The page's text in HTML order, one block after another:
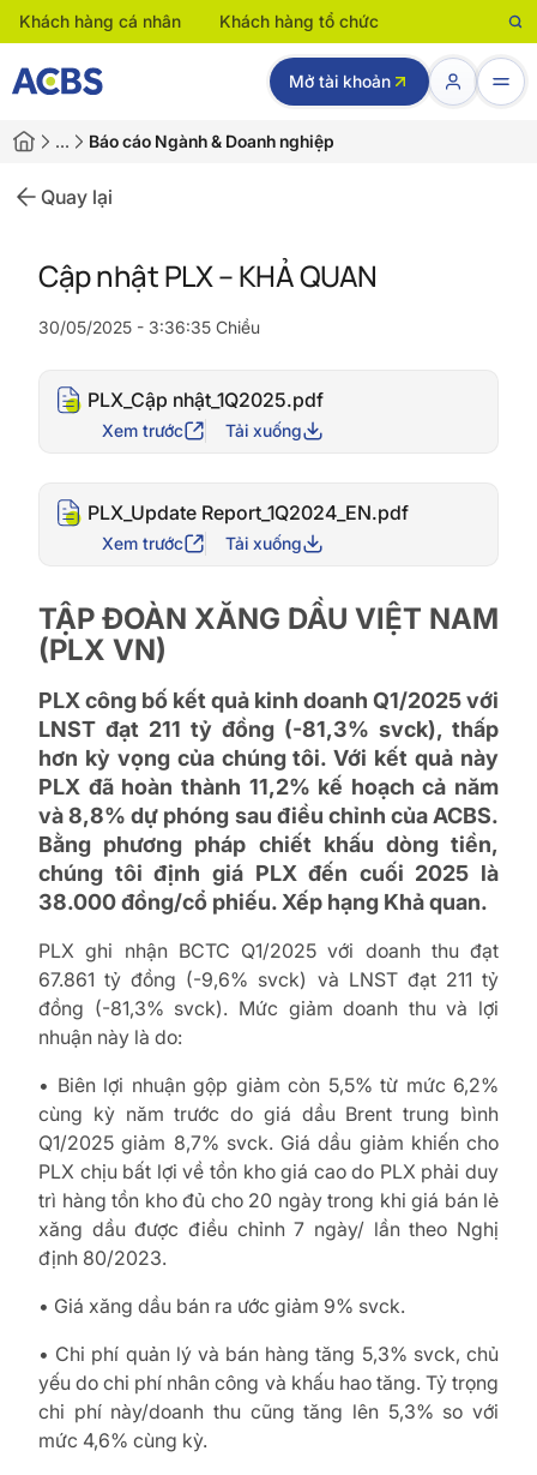
Khách hàng cá nhân Khách hàng tổ chức
Mở tài khoản
… Báo cáo Ngành & Doanh nghiệp
Quay lại
Cập nhật PLX – KHẢ QUAN
30/05/2025 - 3:36:35 Chiều
PLX_Cập nhật_1Q2025.pdf
Xem trước Tải xuống
PLX_Update Report_1Q2024_EN.pdf
Xem trước Tải xuống
TẬP ĐOÀN XĂNG DẦU VIỆT NAM
(PLX VN)
PLX công bố kết quả kinh doanh Q1/2025 với
LNST đạt 211 tỷ đồng (-81,3% svck), thấp
hơn kỳ vọng của chúng tôi. Với kết quả này
PLX đã hoàn thành 11,2% kế hoạch cả năm
và 8,8% dự phóng sau điều chỉnh của ACBS.
Bằng phương pháp chiết khấu dòng tiền,
chúng tôi định giá PLX đến cuối 2025 là
38.000 đồng/cổ phiếu. Xếp hạng Khả quan.
PLX ghi nhận BCTC Q1/2025 với doanh thu đạt
67.861 tỷ đồng (-9,6% svck) và LNST đạt 211 tỷ
đồng (-81,3% svck). Mức giảm doanh thu và lợi
nhuận này là do:
• Biên lợi nhuận gộp giảm còn 5,5% từ mức 6,2%
cùng kỳ năm trước do giá dầu Brent trung bình
Q1/2025 giảm 8,7% svck. Giá dầu giảm khiến cho
PLX chịu bất lợi về tồn kho giá cao do PLX phải duy
trì hàng tồn kho đủ cho 20 ngày trong khi giá bán lẻ
xăng dầu được điều chỉnh 7 ngày/ lần theo Nghị
định 80/2023.
• Giá xăng dầu bán ra ước giảm 9% svck.
• Chi phí quản lý và bán hàng tăng 5,3% svck, chủ
yếu do chi phí nhân công và khấu hao tăng. Tỷ trọng
chi phí này/doanh thu cũng tăng lên 5,3% so với
mức 4,6% cùng kỳ.